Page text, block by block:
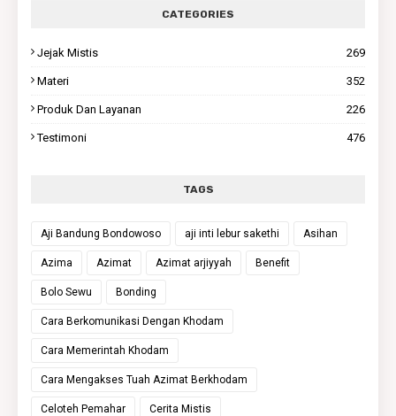
CATEGORIES
Jejak Mistis 269
Materi 352
Produk Dan Layanan 226
Testimoni 476
TAGS
Aji Bandung Bondowoso aji inti lebur sakethi Asihan
Azima Azimat Azimat arjiyyah Benefit
Bolo Sewu Bonding
Cara Berkomunikasi Dengan Khodam
Cara Memerintah Khodam
Cara Mengakses Tuah Azimat Berkhodam
Celoteh Pemahar Cerita Mistis